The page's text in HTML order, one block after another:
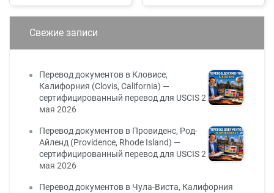
Свежие записи
Перевод документов в Кловисе,
Калифорния (Clovis, California) —
сертифицированный перевод для USCIS2
мая 2026
Перевод документов в Провиденс, Род-
Айленд (Providence, Rhode Island) —
сертифицированный перевод для USCIS2
мая 2026
Перевод документов в Чула-Виста, Калифорния